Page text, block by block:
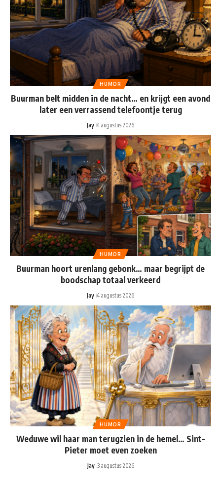
HUMOR
Buurman belt midden in de nacht… en krijgt een avond
later een verrassend telefoontje terug
Jay 4 augustus 2026
HUMOR
Buurman hoort urenlang gebonk… maar begrijpt de
boodschap totaal verkeerd
Jay 4 augustus 2026
HUMOR
Weduwe wil haar man terugzien in de hemel… Sint-
Pieter moet even zoeken
Jay 3 augustus 2026